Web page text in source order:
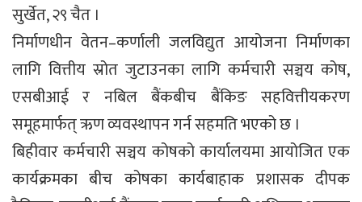
सुर्खेत, २९ चैत ।
निर्माणधीन वेतन–कर्णाली जलविद्युत आयोजना निर्माणका
लागि वित्तीय स्रोत जुटाउनका लागि कर्मचारी सञ्चय कोष,
एसबीआई र नबिल बैंकबीच बैंकिङ सहवित्तीयकरण
समूहमार्फत् ऋण व्यवस्थापन गर्न सहमति भएको छ ।
बिहीवार कर्मचारी सञ्चय कोषको कार्यालयमा आयोजित एक
कार्यक्रमका बीच कोषका कार्यबाहाक प्रशासक दीपक